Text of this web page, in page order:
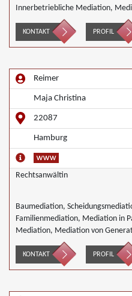
Innerbetriebliche Mediation,
Mediation bei Team- und
KONTAKT PROFIL
Reimer
Maja Christina
22087
Hamburg
Rechtsanwältin
Baumediation,
Familienmediation, Mediation in
Mediation, Mediation von
Gesellschafterkonflikten,
Täter/Opfer Ausgleich,
KONTAKT PROFIL